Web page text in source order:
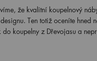
že kvalitní koupelnový
Ten totiž oceníte
koupelny z Dřevojasu a